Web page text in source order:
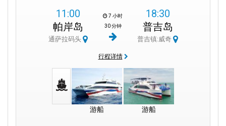
11:00
帕岸岛
通萨拉码头
7 小时
30 分钟
18:30
普吉岛
普吉镇:威奇
行程详情
游船 游船